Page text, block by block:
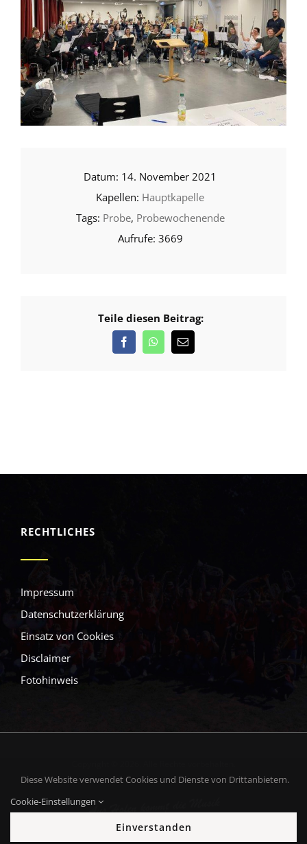
14. November 2021
Hauptkapelle
Probe, Probewochenende
3669
Teile diesen Beitrag:
RECHTLICHES
Impressum
Datenschutzerklärung
Einsatz von Cookies
Disclaimer
Fotohinweis
Diese Website verwendet Cookies und Dienste von Drittanbietern.
Cookie-Einstellungen
Einverstanden